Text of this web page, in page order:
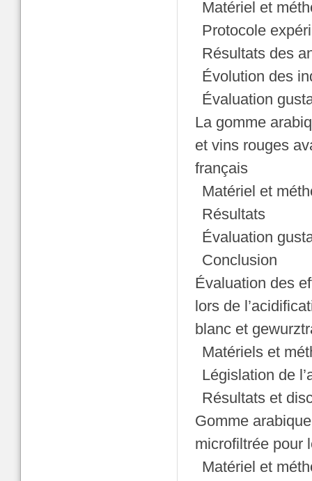
Matériel et
Protocole
Résultats des
Évolution des
Évaluation
La gomme
et vins rouges
français
Matériel et
Résultats
Évaluation
Conclusion
Évaluation des
lors de
blanc et
Matériels et
Législation de
Résultats et
Gomme
microfiltrée pour
Matériel et